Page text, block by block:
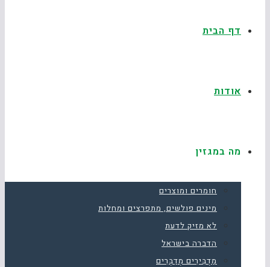
דף הבית
אודות
מה במגזין
חומרים ומוצרים
מינים פולשים, מתפרצים ומחלות
לא מזיק לדעת
הדברה בישראל
מַדְבִּירִים מְדַבְּרִים